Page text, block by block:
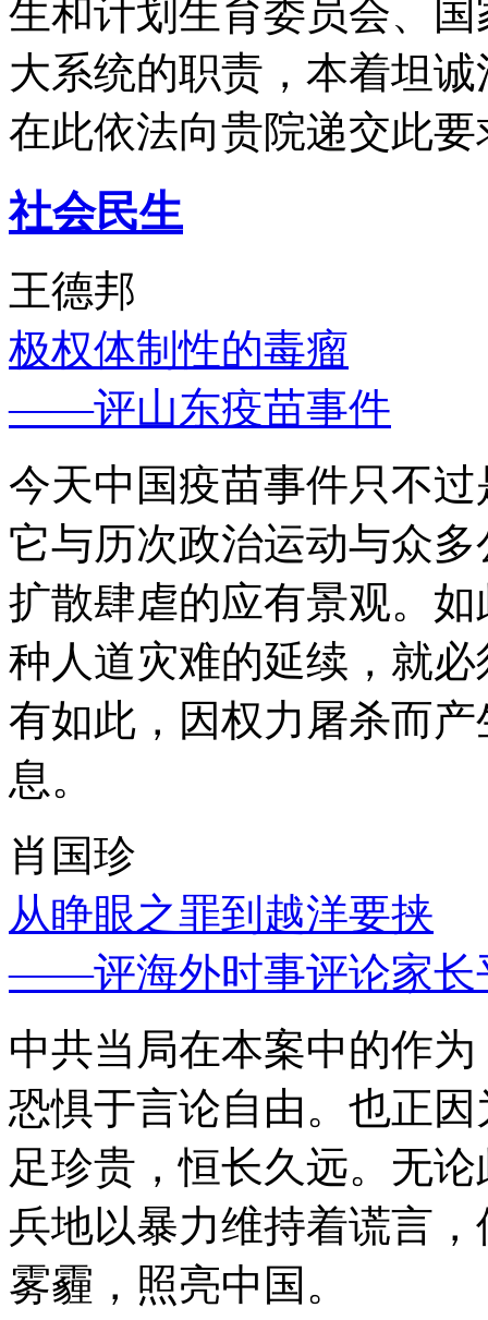
生和计划生育委员会、
大系统的职责，本着坦
在此依法向贵院递交此要
社会民生
王德邦
极权体制性的毒瘤
——评山东疫苗事件
今天中国疫苗事件只不
它与历次政治运动与众
扩散肆虐的应有景观。
种人道灾难的延续，就
有如此，因权力屠杀而
息。
肖国珍
从睁眼之罪到越洋要挟
——评海外时事评论家长
中共当局在本案中的作
恐惧于言论自由。也正
足珍贵，恒长久远。无
兵地以暴力维持着谎言
雾霾，照亮中国。